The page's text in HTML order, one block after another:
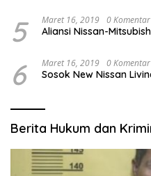
5 Maret 16, 2019 0 Komentar
Aliansi Nissan-
6 Maret 16, 2019 0 Komentar
Sosok New Nissan
Berita Hukum dan